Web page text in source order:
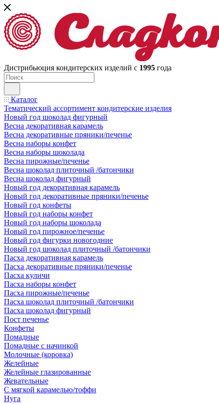
Дистрибьюция кондитерских изделий с 1995 года
Каталог
Тематический ассортимент кондитерские изделия
Новый год шоколад фигурный
Весна декоративная карамель
Весна декоративные пряники/печенье
Весна наборы конфет
Весна наборы шоколада
Весна пирожные/печенье
Весна шоколад плиточный /батончики
Весна шоколад фигурный
Новый год декоративная карамель
Новый год декоративные пряники/печенье
Новый год конфеты
Новый год наборы конфет
Новый год наборы шоколада
Новый год пирожное/печенье
Новый год фигурки новогодние
Новый год шоколад плиточный /батончики
Пасха декоративная карамель
Пасха декоративные пряники/печенье
Пасха куличи
Пасха наборы конфет
Пасха пирожные/печенье
Пасха шоколад плиточный /батончики
Пасха шоколад фигурный
Пост печенье
Конфеты
Помадные
Помадные с начинкой
Молочные (коровка)
Желейные
Желейные глазированные
Жевательные
С мягкой карамелью/тоффи
Нуга